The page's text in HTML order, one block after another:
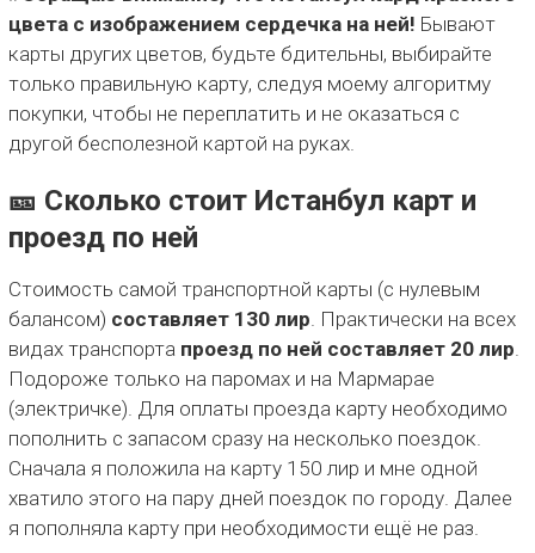
цвета с изображением сердечка на ней! Бывают
карты других цветов, будьте бдительны, выбирайте
только правильную карту, следуя моему алгоритму
покупки, чтобы не переплатить и не оказаться с
другой бесполезной картой на руках.
🎫 Сколько стоит Истанбул карт и
проезд по ней
Стоимость самой транспортной карты (с нулевым
балансом) составляет 130 лир . Практически на всех
видах транспорта проезд по ней составляет 20 лир
Подороже только на паромах и на Мармарае
(электричке). Для оплаты проезда карту необходимо
пополнить с запасом сразу на несколько поездок.
Сначала я положила на карту 150 лир и мне одной
хватило этого на пару дней поездок по городу. Далее
я пополняла карту при необходимости ещё не раз.